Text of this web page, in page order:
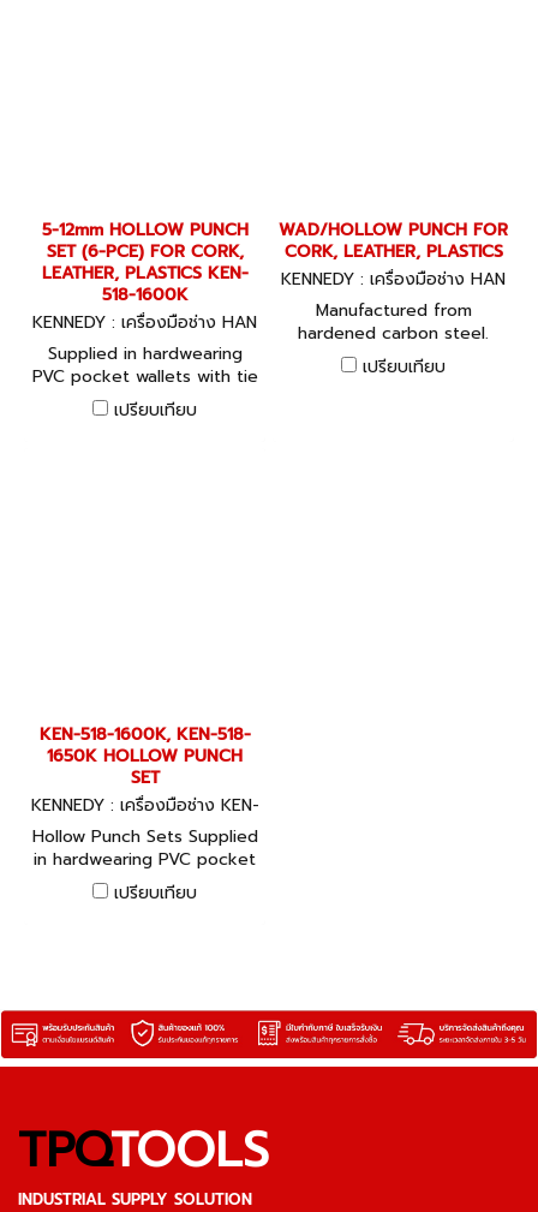
5-12mm HOLLOW PUNCH
SET (6-PCE) FOR CORK,
LEATHER, PLASTICS KEN-
518-1600K
KENNEDY : เครื่องมือช่าง HAN
DTOOLS
Supplied in hardwearing
PVC pocket wallets with tie
fastening. Manufactured
from hardened carbon
เปรียบเทียบ
WAD/HOLLOW PUNCH FOR
CORK, LEATHER, PLASTICS
KENNEDY : เครื่องมือช่าง HAN
DTOOLS
Manufactured from
hardened carbon steel.
Through body ejection of
the punched material
เปรียบเทียบ
KEN-518-1600K, KEN-518-
1650K HOLLOW PUNCH
SET
KENNEDY : เครื่องมือช่าง KEN-
518-1600K, KEN-518-1650K
Hollow Punch Sets Supplied
in hardwearing PVC pocket
wallets with tie fastening.
เปรียบเทียบ
TPQTOOLS
INDUSTRIAL SUPPLY SOLUTION